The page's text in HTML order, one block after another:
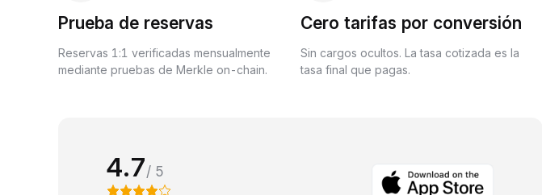
Prueba de reservas
Reservas 1:1 verificadas mensualmente
mediante pruebas de Merkle on-chain.
Cero tarifas por conversión
Sin cargos ocultos. La tasa cotizada es la
tasa final que pagas.
4.7/ 5